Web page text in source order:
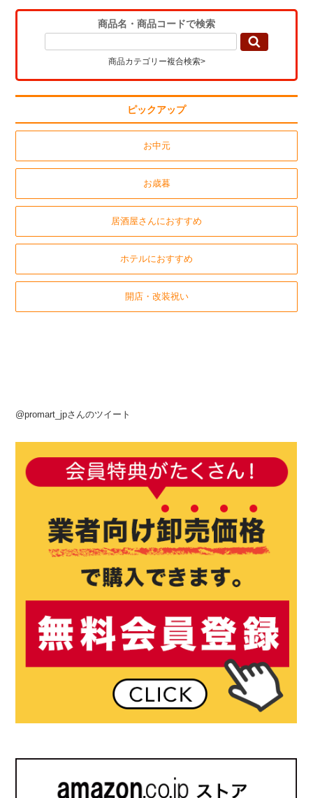
商品名・商品コードで検索
商品カテゴリー複合検索>
ピックアップ
お中元
お歳暮
居酒屋さんにおすすめ
ホテルにおすすめ
開店・改装祝い
@promart_jpさんのツイート